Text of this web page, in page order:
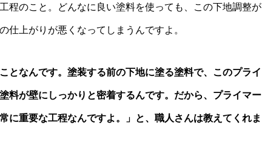
程のこと。どんなに良い塗料を使っても、この下地調整が
仕上がりが悪くなってしまうんですよ。
となんです。塗装する前の下地に塗る塗料で、このプライ
料が壁にしっかりと密着するんです。だから、プライマー
に重要な工程なんですよ。」と、職人さんは教えてくれま